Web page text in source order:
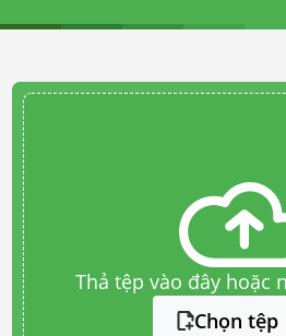
Thả tệp vào đây hoặc
Chọn tệp